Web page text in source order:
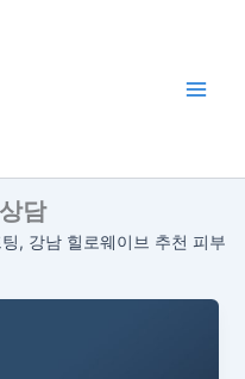
담
팅, 강남 힐로웨이브 추천 피부